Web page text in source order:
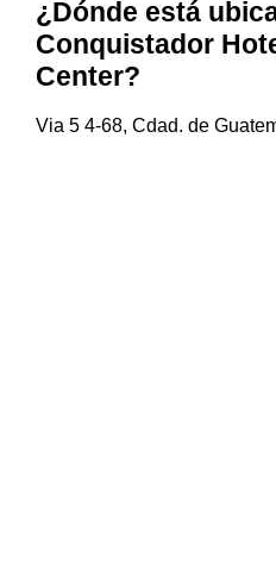
¿Dónde está
Conquistador
Center?
Via 5 4-68, Cdad. de